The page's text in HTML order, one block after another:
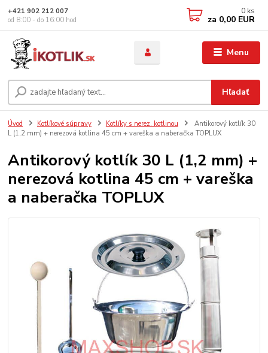
Menu
Hľadať
+421 902 212 007
od 8:00 - do 16:00 hod
0 ks
za 0,00 EUR
Úvod Kotlíkové súpravy Kotlíky s nerez. kotlinou
Antikorový kotlík 30
L (1,2 mm) + nerezová kotlina 45 cm + vareška a naberačka TOPLUX
Antikorový kotlík 30 L (1,2 mm) +
nerezová kotlina 45 cm + vareška
a naberačka TOPLUX